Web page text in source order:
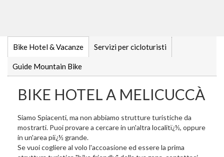
Bike Hotel & Vacanze Servizi per cicloturisti
Guide Mountain Bike
BIKE HOTEL A MELICUCCÀ
Siamo Spiacenti, ma non abbiamo strutture turistiche da
mostrarti. Puoi provare a cercare in un'altra localitï¿½, oppure
in un'area piï¿½ grande.
Se vuoi cogliere al volo l'accoasione ed essere la prima